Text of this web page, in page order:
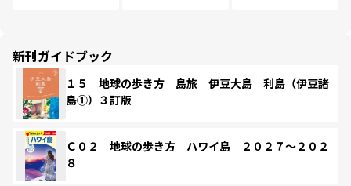
新刊ガイドブック
１５ 地球の歩き方 島旅 伊豆大島 利島（伊豆諸
島①）３訂版
Ｃ０２ 地球の歩き方 ハワイ島 ２０２７～２０２
８